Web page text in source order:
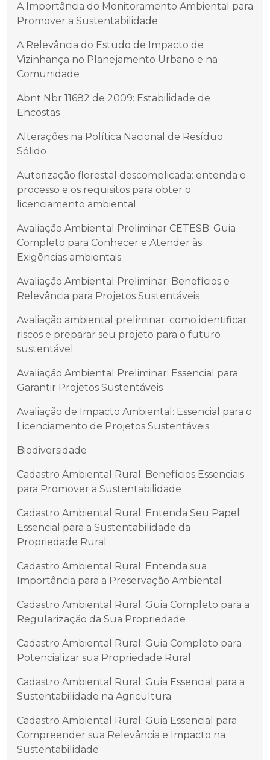
A Importância do Monitoramento Ambiental para
Promover a Sustentabilidade
A Relevância do Estudo de Impacto de
Vizinhança no Planejamento Urbano e na
Comunidade
Abnt Nbr 11682 de 2009: Estabilidade de
Encostas
Alterações na Política Nacional de Resíduo
Sólido
Autorização florestal descomplicada: entenda o
processo e os requisitos para obter o
licenciamento ambiental
Avaliação Ambiental Preliminar CETESB: Guia
Completo para Conhecer e Atender às
Exigências ambientais
Avaliação Ambiental Preliminar: Benefícios e
Relevância para Projetos Sustentáveis
Avaliação ambiental preliminar: como identificar
riscos e preparar seu projeto para o futuro
sustentável
Avaliação Ambiental Preliminar: Essencial para
Garantir Projetos Sustentáveis
Avaliação de Impacto Ambiental: Essencial para o
Licenciamento de Projetos Sustentáveis
Biodiversidade
Cadastro Ambiental Rural: Benefícios Essenciais
para Promover a Sustentabilidade
Cadastro Ambiental Rural: Entenda Seu Papel
Essencial para a Sustentabilidade da
Propriedade Rural
Cadastro Ambiental Rural: Entenda sua
Importância para a Preservação Ambiental
Cadastro Ambiental Rural: Guia Completo para a
Regularização da Sua Propriedade
Cadastro Ambiental Rural: Guia Completo para
Potencializar sua Propriedade Rural
Cadastro Ambiental Rural: Guia Essencial para a
Sustentabilidade na Agricultura
Cadastro Ambiental Rural: Guia Essencial para
Compreender sua Relevância e Impacto na
Sustentabilidade